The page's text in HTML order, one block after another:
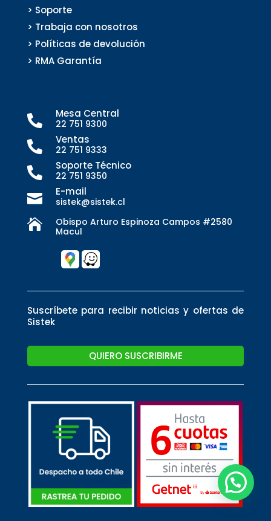
> Soporte
> Trabaja con nosotros
> Políticas de devolución
> RMA Garantía
 Mesa Central
22 751 9300
 Ventas
22 751 9333
 Soporte Técnico
22 751 9350
 E-mail
sistek@sistek.cl

Obispo Arturo Espinoza Campos #2580
Macul
Suscríbete para recibir noticias y ofertas de
Sistek
QUIERO SUSCRIBIRME